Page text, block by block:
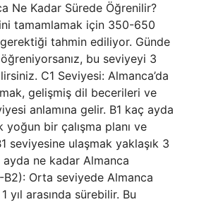
Ne Kadar Sürede Öğrenilir?
tamamlamak için 350-650
gerektiği tahmin ediliyor. Günde
bu seviyeyi 3
C1 Seviyesi: Almanca’da
gelişmiş dil becerileri ve
anlamına gelir. B1 kaç ayda
yoğun bir çalışma planı ve
seviyesine ulaşmak yaklaşık 3
ne kadar Almanca
Orta seviyede Almanca
yıl arasında sürebilir. Bu